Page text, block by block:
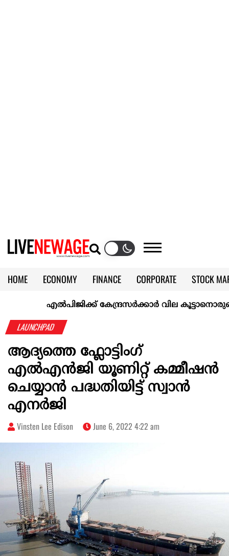
HOME ECONOMY FINANCE CORPORATE
STOCK
KERALA @70
എല്‍പിജിക്ക് കേന്ദ്രസർക്കാർ വില
LAUNCHPAD
ആദ്യത്തെ ഫ്ലോട്ടിംഗ്
എൽഎൻജി യൂണിറ്റ് കമ്മീഷൻ
ചെയ്യാൻ പദ്ധതിയിട്ട് സ്വാൻ
എനർജി
Vinsten Lee Edison June 6, 2022 4:22 am